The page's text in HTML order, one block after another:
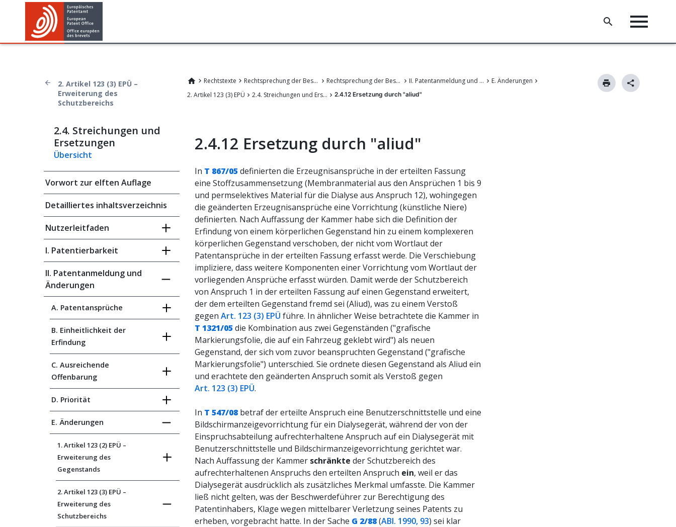
2. Artikel 123 (3) EPÜ –
Erweiterung des
Schutzbereichs
Rechtstexte Rechtsprechung der Beschwerdekammern des EPA Rechtsprechung der Beschwerdekammern des Europäischen Patentamts II. Patentanmeldung und Änderungen
E. Änderungen
2. Artikel 123 (3) EPÜ
2.4. Streichungen und Ersetzungen 2.4.12 Ersetzung durch "aliud"
2.4. Streichungen und
Ersetzungen
Übersicht
Vorwort zur elften Auflage
Detailliertes inhaltsverzeichnis
Nutzerleitfaden
I. Patentierbarkeit
II. Patentanmeldung und
Änderungen
A. Patentansprüche
B. Einheitlichkeit der
Erfindung
C. Ausreichende
Offenbarung
D. Priorität
E. Änderungen
1. Artikel 123 (2) EPÜ –
Erweiterung des
Gegenstands
2. Artikel 123 (3) EPÜ –
Erweiterung des
Schutzbereichs
2.4.12 Ersetzung durch "aliud"
In T 867/05 definierten die Erzeugnisansprüche in der erteilten Fassung
eine Stoffzusammensetzung (Membranmaterial aus den Ansprüchen 1 bis 9
und permselektives Material für die Dialyse aus Anspruch 12), wohingegen
die geänderten Erzeugnisansprüche eine Vorrichtung (künstliche Niere)
definierten. Nach Auffassung der Kammer habe sich die Definition der
Erfindung von einem körperlichen Gegenstand hin zu einem komplexeren
körperlichen Gegenstand verschoben, der nicht vom Wortlaut der
Patentansprüche in der erteilten Fassung erfasst werde. Die Verschiebung
impliziere, dass weitere Komponenten einer Vorrichtung vom Wortlaut der
vorliegenden Ansprüche erfasst würden. Damit werde der Schutzbereich
von Anspruch 1 in der erteilten Fassung auf einen Gegenstand erweitert,
der dem erteilten Gegenstand fremd sei (Aliud), was zu einem Verstoß
gegen Art. 123 (3) EPÜ führe. In ähnlicher Weise betrachtete die Kammer in
T 1321/05 die Kombination aus zwei Gegenständen ("grafische
Markierungsfolie, die auf ein Fahrzeug geklebt wird") als neuen
Gegenstand, der sich vom zuvor beanspruchten Gegenstand ("grafische
Markierungsfolie") unterschied. Sie ordnete diesen Gegenstand als Aliud ein
und erachtete den geänderten Anspruch somit als Verstoß gegen
Art. 123 (3) EPÜ.
In T 547/08 betraf der erteilte Anspruch eine Benutzerschnittstelle und eine
Bildschirmanzeigevorrichtung für ein Dialysegerät, während der von der
Einspruchsabteilung aufrechterhaltene Anspruch auf ein Dialysegerät mit
Benutzerschnittstelle und Bildschirmanzeigevorrichtung gerichtet war.
Nach Auffassung der Kammer schränkte der Schutzbereich des
aufrechterhaltenen Anspruchs den erteilten Anspruch ein, weil er das
Dialysegerät ausdrücklich als zusätzliches Merkmal umfasste. Die Kammer
ließ nicht gelten, was der Beschwerdeführer zur Berechtigung des
Patentinhabers, Klage wegen mittelbarer Verletzung seines Patents zu
erheben, vorgebracht hatte. In der Sache G 2/88(ABl. 1990, 93) sei klar